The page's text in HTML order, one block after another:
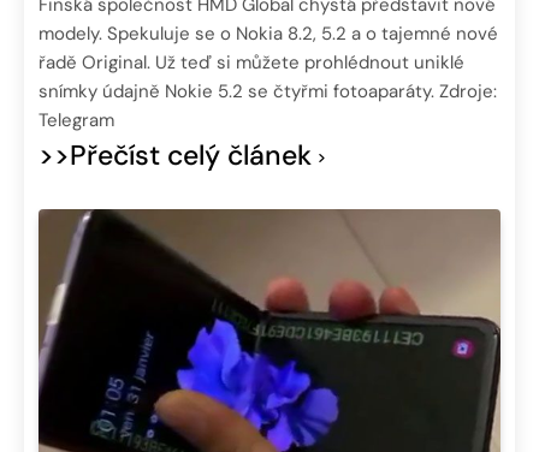
modely. Spekuluje se o Nokia 8.2, 5.2 a o tajemné nové
řadě Original. Už teď si můžete prohlédnout uniklé
snímky údajně Nokie 5.2 se čtyřmi fotoaparáty. Zdroje:
Telegram
>>Přečíst celý článek